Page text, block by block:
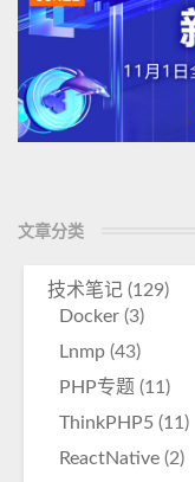
文章分类
技术笔记 (129)
Docker (3)
Lnmp (43)
PHP专题 (11)
ThinkPHP5 (11)
ReactNative (2)